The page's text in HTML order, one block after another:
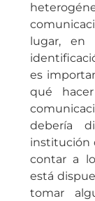
lugar, en
es
qué
debería
institución
contar a
está
tomar